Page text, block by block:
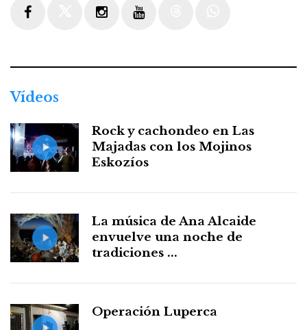
Vídeos
Rock y cachondeo en Las
Majadas con los Mojinos
Eskozíos
La música de Ana Alcaide
envuelve una noche de
tradiciones ...
Operación Luperca